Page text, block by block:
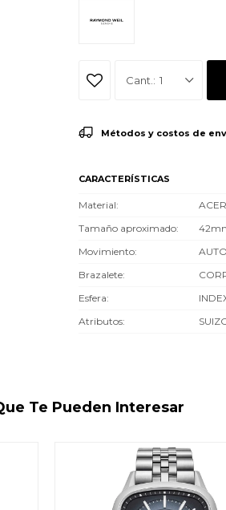
1
Métodos y costos de
CARACTERÍSTICAS
Material
Tamaño aproximado
Movimiento
Brazalete
Esfera
Atributos
Te Pueden Interesar